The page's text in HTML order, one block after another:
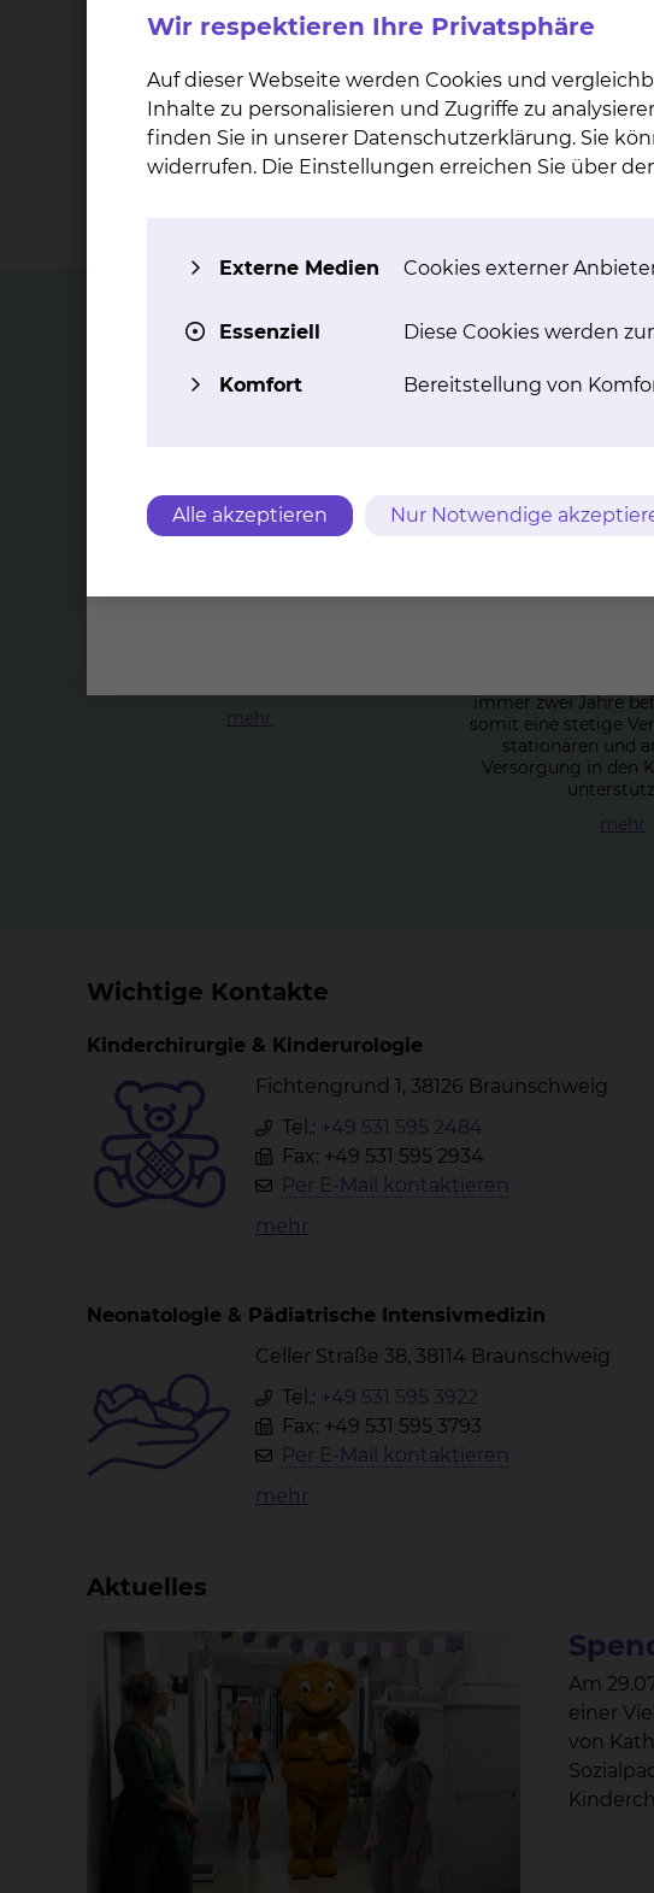
Top Themen
The­ra­pie­hund Nox
neuropädiatrischen Ambulanz der
mehr
immer zwei Jahre
somit eine stetige
stationären und
Versorgung in den
mehr
Wichtige Kontakte
Kinderchirurgie & Kinderurologie
Fichtengrund 1, 38126 Braunschweig
Tel.: +49 531 595 2484
Fax: +49 531 595 2934
Per E-Mail kontaktieren
mehr
Neonatologie & Pädiatrische Intensivmedizin
Celler Straße 38, 38114 Braunschweig
Tel.: +49 531 595 3922
Fax: +49 531 595 3793
Per E-Mail kontaktieren
mehr
Aktuelles
Am
einer
von
Wir respektieren Ihre Privatsphäre
Auf dieser Webseite werden Cookies und
Inhalte zu personalisieren und Zugriffe zu
finden Sie in unserer Datenschutzerklärung. Sie
widerrufen. Die Einstellungen erreichen Sie über
Externe Medien Cookies externer
Essenziell Diese Cookies werden
Komfort Bereitstellung von
Alle akzeptieren Nur Notwendige